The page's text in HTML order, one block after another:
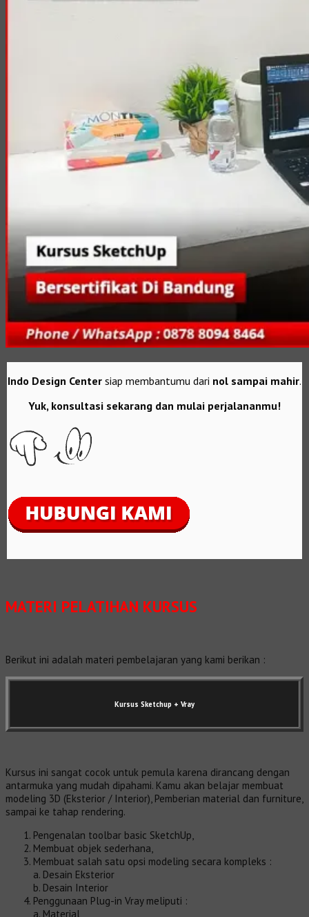
Indo Design Center siap membantumu dari nol sampai mahir.
Yuk, konsultasi sekarang dan mulai perjalananmu!
MATERI PELATIHAN KURSUS
Berikut ini adalah materi pembelajaran yang kami berikan :
Kursus Sketchup + Vray
Kursus ini sangat cocok untuk pemula karena dirancang dengan
antarmuka yang mudah dipahami. Kamu akan belajar membuat
modeling 3D (Eksterior / Interior), Pemberian material dan furniture,
sampai ke tahap rendering.
Pengenalan toolbar basic SketchUp,
Membuat objek sederhana,
Membuat salah satu opsi modeling secara kompleks :
a. Desain Eksterior
b. Desain Interior
Penggunaan Plug-in Vray meliputi :
a. Material